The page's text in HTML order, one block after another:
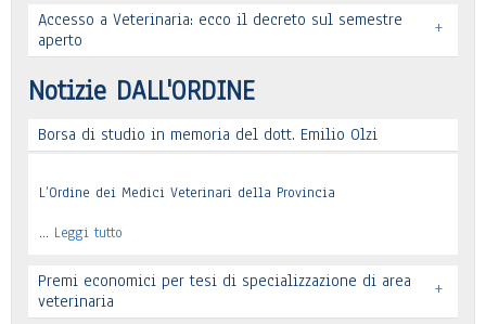
Leggi tutto
Leggi tutto
Accesso a Veterinaria: ecco il decreto sul semestre
aperto
+
Leggi tutto
Notizie DALL'ORDINE
Borsa di studio in memoria del dott. Emilio Olzi
L’Ordine dei Medici Veterinari della Provincia
… Leggi tutto
Premi economici per tesi di specializzazione di area
veterinaria
+